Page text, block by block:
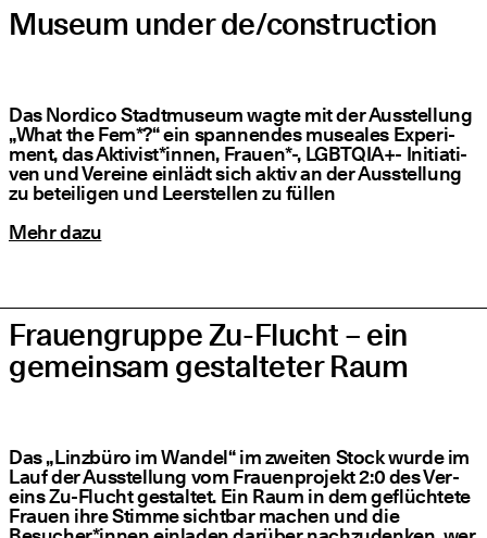
Museum under de/​construction
Das Nordico Stadt­mu­se­um wag­te mit der Aus­stel­lung
„What the Fem*?“ ein span­nen­des musea­les Expe­ri­
ment, das Aktivist*innen, Frau­en*-, LGBT­QIA+- Initia­ti­
ven und Ver­ei­ne ein­lädt sich aktiv an der Aus­stel­lung
zu betei­li­gen und Leer­stel­len zu füllen
Mehr dazu
Frauengruppe Zu-Flucht – ein
gemeinsam gestalteter Raum
Das„Linz­bü­ro im Wan­del“ im zwei­ten Stock wur­de im
Lauf der Aus­stel­lung vom Frau­en­pro­jekt 2:0 des Ver­
eins Zu-Flucht gestal­tet. Ein Raum in dem geflüch­te­te
Frau­en ihre Stim­me sicht­bar machen und die